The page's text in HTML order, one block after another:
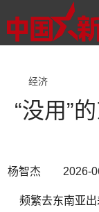
经济
“没用”
杨智杰 2026-
频繁去东南亚